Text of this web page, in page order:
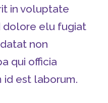
in voluptate
dolore elu fugiat
non
qui officia
est laborum.